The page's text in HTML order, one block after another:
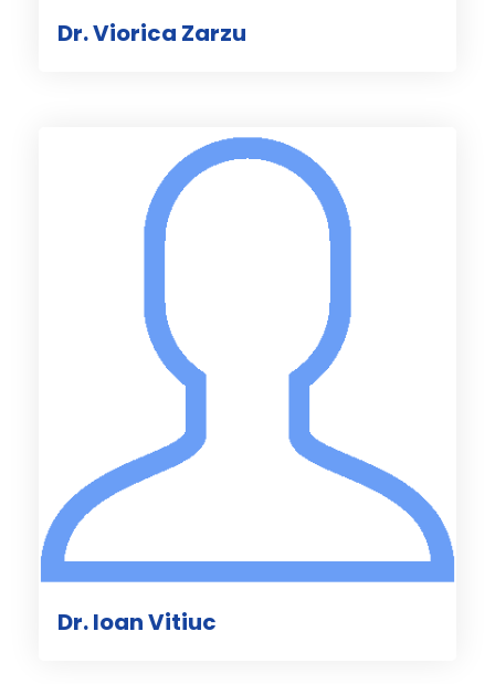
Dr. Viorica Zarzu
Dr. Ioan Vitiuc